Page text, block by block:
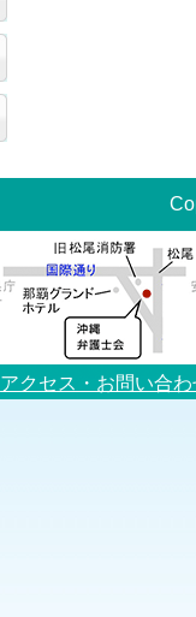
アクセス・お問い合わ